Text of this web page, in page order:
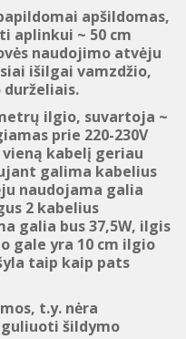
apšildomas,
aplinkui ~ 50 cm
naudojimo atvėju
išilgai vamzdžio,
ilgio, suvartoja ~
prie 220-230V
kabelį geriau
galima kabelius
naudojama galia
2 kabelius
galia bus 37,5W, ilgis
gale yra 10 cm ilgio
taip kaip pats
t.y. nėra
šildymo